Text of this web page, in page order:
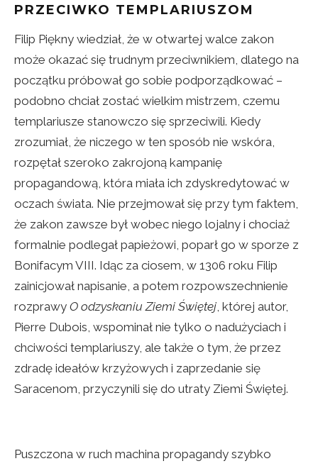
PRZECIWKO TEMPLARIUSZOM
Filip Piękny wiedział, że w otwartej walce zakon
może okazać się trudnym przeciwnikiem, dlatego na
początku próbował go sobie podporządkować –
podobno chciał zostać wielkim mistrzem, czemu
templariusze stanowczo się sprzeciwili. Kiedy
zrozumiał, że niczego w ten sposób nie wskóra,
rozpętał szeroko zakrojoną kampanię
propagandową, która miała ich zdyskredytować w
oczach świata. Nie przejmował się przy tym faktem,
że zakon zawsze był wobec niego lojalny i chociaż
formalnie podlegał papieżowi, poparł go w sporze z
Bonifacym VIII. Idąc za ciosem, w 1306 roku Filip
zainicjował napisanie, a potem rozpowszechnienie
rozprawy O odzyskaniu Ziemi Świętej , której autor,
Pierre Dubois, wspominał nie tylko o nadużyciach i
chciwości templariuszy, ale także o tym, że przez
zdradę ideałów krzyżowych i zaprzedanie się
Saracenom, przyczynili się do utraty Ziemi Świętej.
Puszczona w ruch machina propagandy szybko